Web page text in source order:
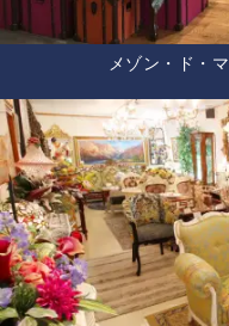
メゾン・ド・